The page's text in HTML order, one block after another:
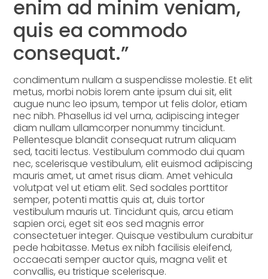
enim ad minim veniam,
quis ea commodo
consequat.”
condimentum nullam a suspendisse molestie. Et elit
metus, morbi nobis lorem ante ipsum dui sit, elit
augue nunc leo ipsum, tempor ut felis dolor, etiam
nec nibh. Phasellus id vel urna, adipiscing integer
diam nullam ullamcorper nonummy tincidunt.
Pellentesque blandit consequat rutrum aliquam
sed, taciti lectus. Vestibulum commodo dui quam
nec, scelerisque vestibulum, elit euismod adipiscing
mauris amet, ut amet risus diam. Amet vehicula
volutpat vel ut etiam elit. Sed sodales porttitor
semper, potenti mattis quis at, duis tortor
vestibulum mauris ut. Tincidunt quis, arcu etiam
sapien orci, eget sit eos sed magnis error
consectetuer integer. Quisque vestibulum curabitur
pede habitasse. Metus ex nibh facilisis eleifend,
occaecati semper auctor quis, magna velit et
convallis, eu tristique scelerisque.